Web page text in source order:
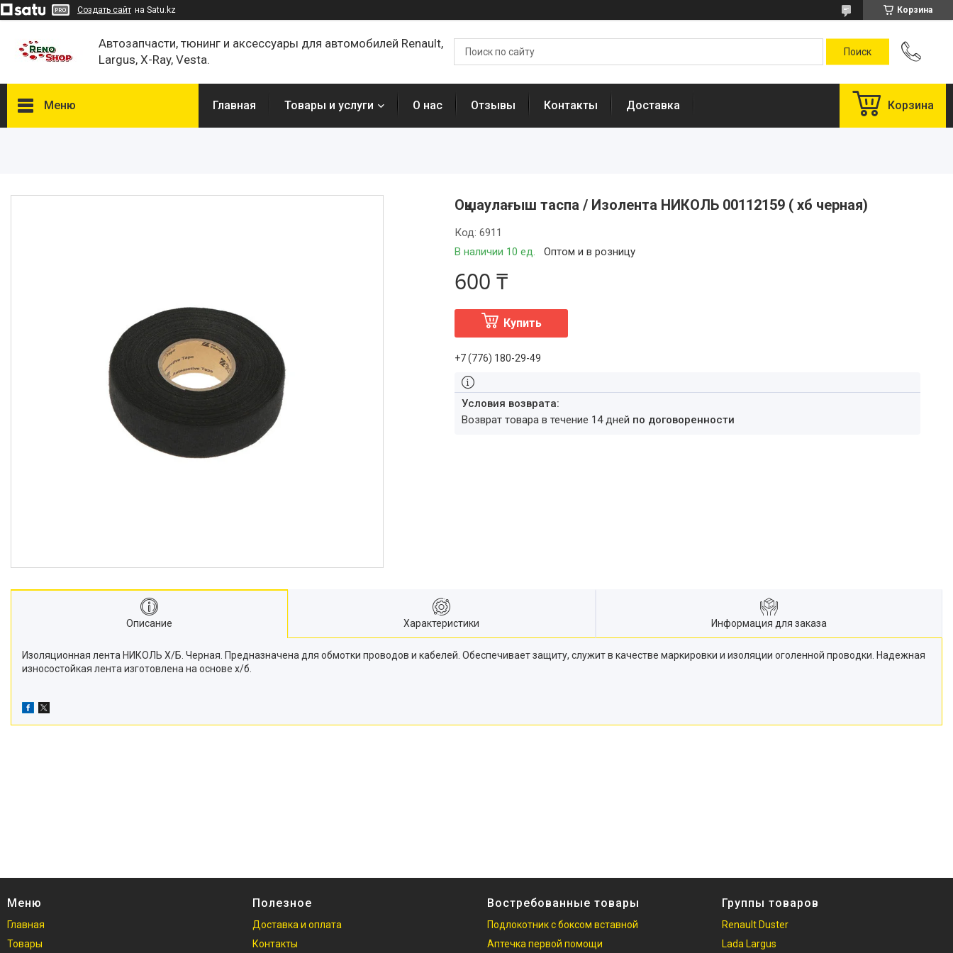
Создать сайт на Satu.kz Корзина
Автозапчасти, тюнинг и аксессуары для автомобилей Renault,
Largus, X-Ray, Vesta.
Меню Главная Товары и услуги О нас Отзывы Контакты Доставка Корзина
Оқшаулағыш таспа / Изолента НИКОЛЬ 00112159 ( хб черная)
В наличии 10 ед. Оптом и в розницу
Код:6911
600 ₸
Купить
+7 (776) 180-29-49
возврат товара в течение 14 дней по договоренности
Описание Характеристики Информация для заказа
Изоляционная лента НИКОЛЬ Х/Б. Черная. Предназначена для обмотки проводов и кабелей. Обеспечивает защиту, служит в качестве маркировки и изоляции оголенной проводки. Надежная
износостойкая лента изготовлена на основе х/б.
Меню
Главная
Товары
Полезное
Доставка и оплата
Контакты
Востребованные товары
Подлокотник с боксом вставной
Аптечка первой помощи
Группы товаров
Renault Duster
Lada Largus